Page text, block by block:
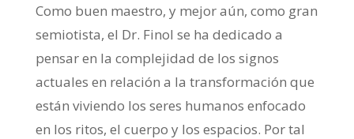
Como buen maestro, y mejor aún, como gran
semiotista, el Dr. Finol se ha dedicado a
pensar en la complejidad de los signos
actuales en relación a la transformación que
están viviendo los seres humanos enfocado
en los ritos, el cuerpo y los espacios. Por tal